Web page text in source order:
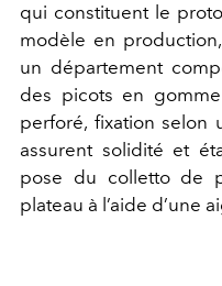
qui constituent le
modèle en
un département
des picots en
perforé, fixation selon
assurent solidité et
pose du colletto de
plateau à l’aide d’une